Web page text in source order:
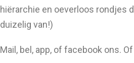
hiërarchie en oeverloos rondjes
duizelig van!)
Mail, bel, app, of facebook ons.